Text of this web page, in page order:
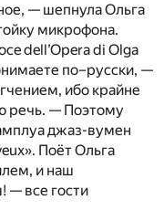
— шепнула Ольга
микрофона.
dell’Opera di Olga
по–русски, —
ибо крайне
речь. — Поэтому
джаз-вумен
Поёт Ольга
и наш
— все гости